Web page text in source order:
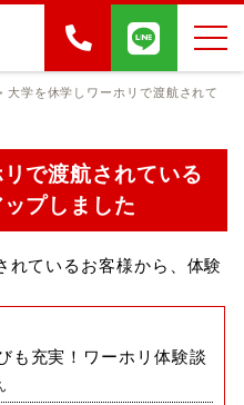
大学を休学しワーホリで渡航されて
で渡航されている
プしました
れているお客様から、体験
も充実！ワーホリ体験談